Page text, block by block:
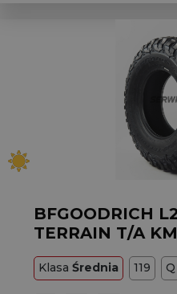
BFGOODRICH
TERRAIN T/A
KlasaŚrednia 119 Q